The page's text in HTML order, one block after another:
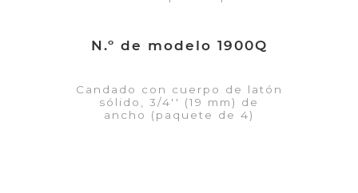
N.º de modelo 1900Q
Candado con cuerpo de latón
sólido, 3/4'' (19 mm) de
ancho (paquete de 4)